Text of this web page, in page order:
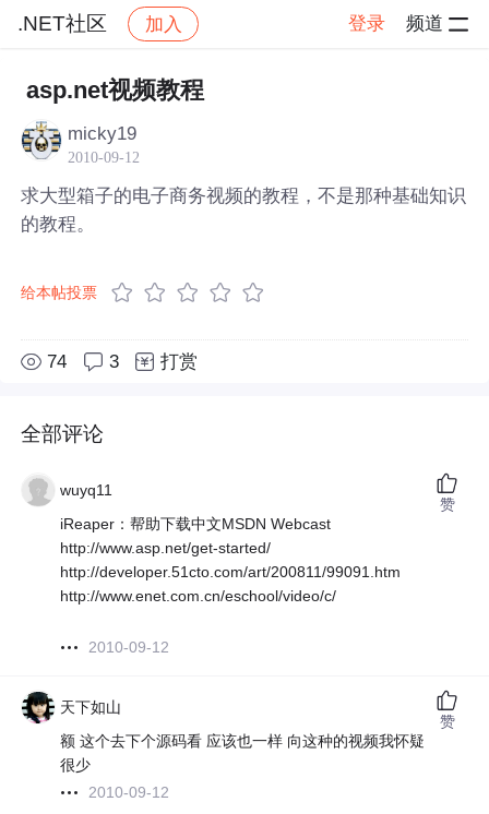
.NET社区 加入 登录 频道
.NET社区
asp.net视频教程
micky19
2010-09-12
求大型箱子的电子商务视频的教程，不是那种基础知识
的教程。
给本帖投票
74 3 打赏
全部评论
wuyq11
iReaper：帮助下载中文MSDN Webcast
http://www.asp.net/get-started/
http://developer.51cto.com/art/200811/99091.htm
http://www.enet.com.cn/eschool/video/c/
2010-09-12
赞
天下如山
额 这个去下个源码看 应该也一样 向这种的视频我怀疑
很少
2010-09-12
赞